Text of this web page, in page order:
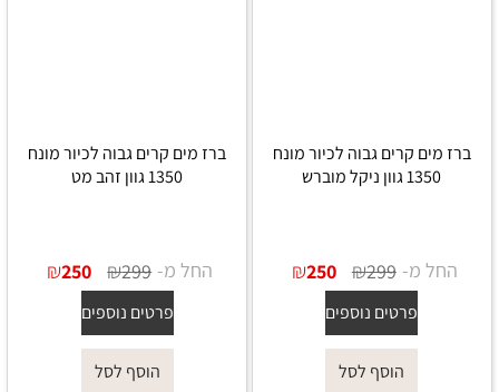
ברז מים קרים גבוה לכיור מונח
1350 גוון ניקל מוברש
החל מ- ₪299
₪250
פרטים נוספים
הוסף לסל
ברז מים קרים גבוה לכיור מונח
1350 גוון זהב מט
החל מ- ₪299
₪250
פרטים נוספים
הוסף לסל